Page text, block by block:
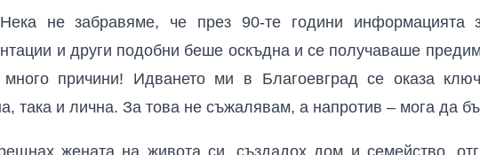
не забравяме, че през 90-те години информацията
и други подобни беше оскъдна и се получаваше
причини! Идването ми в Благоевград се оказа
така и лична. За това не съжалявам, а напротив – мога да
жената на живота си, създадох дом и семейство,